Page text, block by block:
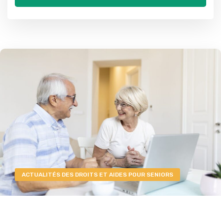
ACTUALITÉS DES DROITS ET AIDES POUR SENIORS